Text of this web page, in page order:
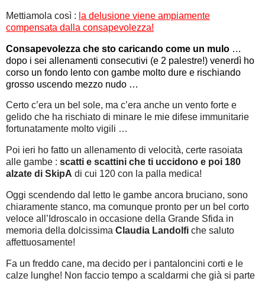
Mettiamola così : la delusione viene ampiamente
compensata dalla consapevolezza!
Consapevolezza che sto caricando come un mulo …
dopo i sei allenamenti consecutivi (e 2 palestre!) venerdì ho
corso un fondo lento con gambe molto dure e rischiando
grosso uscendo mezzo nudo …
Certo c’era un bel sole, ma c’era anche un vento forte e
gelido che ha rischiato di minare le mie difese immunitarie
fortunatamente molto vigili …
Poi ieri ho fatto un allenamento di velocità, certe rasoiata
alle gambe : scatti e scattini che ti uccidono e poi 180
alzate di SkipA di cui 120 con la palla medica!
Oggi scendendo dal letto le gambe ancora bruciano, sono
chiaramente stanco, ma comunque pronto per un bel corto
veloce all’Idroscalo in occasione della Grande Sfida in
memoria della dolcissima Claudia Landolfi che saluto
affettuosamente!
Fa un freddo cane, ma decido per i pantaloncini corti e le
calze lunghe! Non faccio tempo a scaldarmi che già si parte